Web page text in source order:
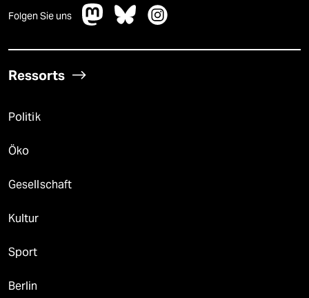
Folgen Sie uns
Ressorts
Politik
Öko
Gesellschaft
Kultur
Sport
Berlin